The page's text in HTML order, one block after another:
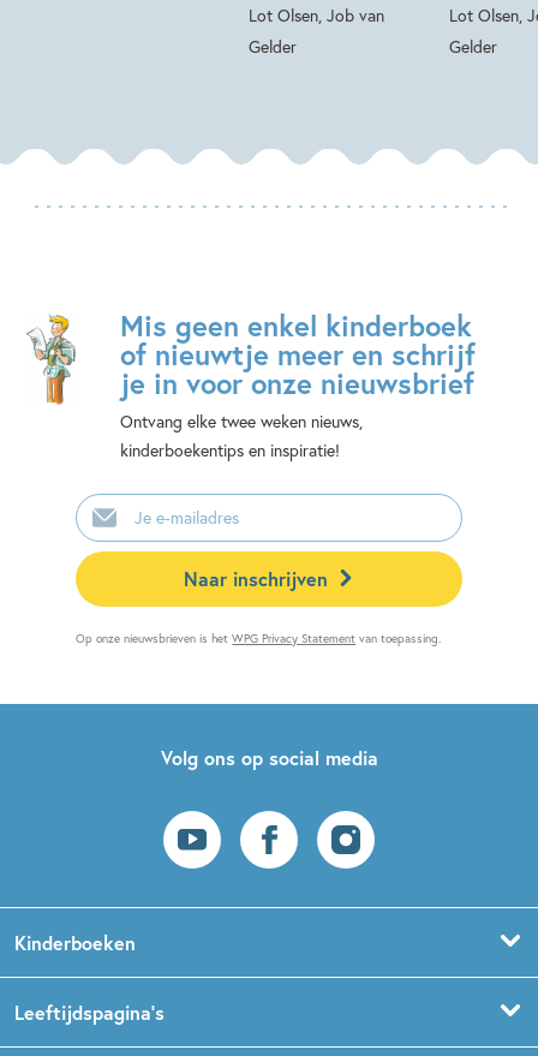
Lot Olsen, Job van
Gelder
Lot Olsen,
Gelder
Mis geen enkel kinderboek
of nieuwtje meer en schrijf
je in voor onze nieuwsbrief
Ontvang elke twee weken nieuws,
kinderboekentips en inspiratie!
E-
mailadres
Naar inschrijven
Op onze nieuwsbrieven is hetWPG Privacy Statement van toepassing.
Volg ons op social media
Kinderboeken
Prentenboeken
Leeftijdspagina’s